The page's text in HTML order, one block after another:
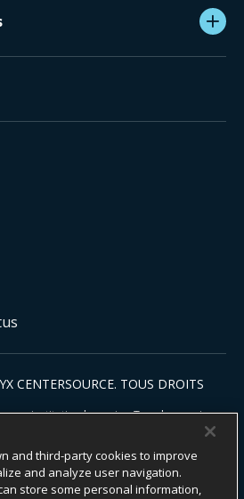
CENTERSOURCE. TOUS DROITS
une institution bancaire. Tous les services
and third-party cookies to improve
and analyze user navigation.
store some personal information,